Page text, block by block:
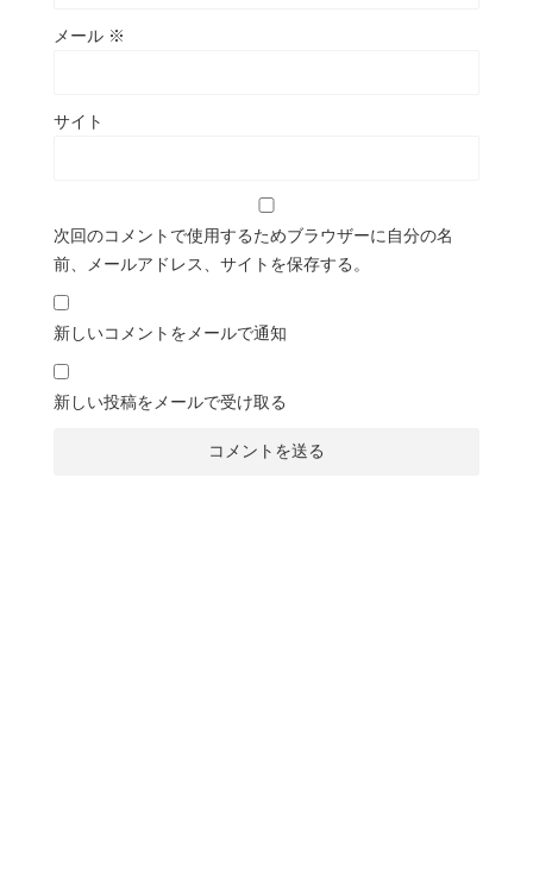
メール ※
サイト
次回のコメントで使用するためブラウザーに自分の名
前、メールアドレス、サイトを保存する。
新しいコメントをメールで通知
新しい投稿をメールで受け取る